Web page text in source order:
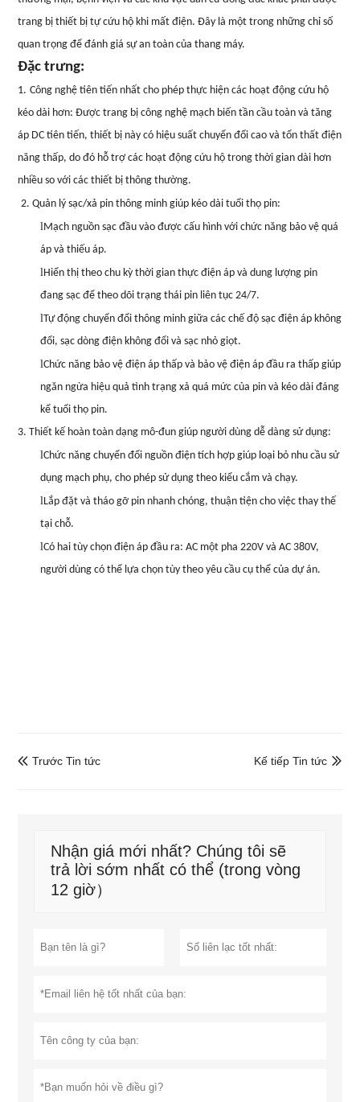
trang bị thiết bị tự cứu hộ khi mất điện. Đây là một trong những chỉ số
quan trọng để đánh giá sự an toàn của thang máy.
Đặc trưng:
1. Công nghệ tiên tiến nhất cho phép thực hiện các hoạt động cứu hộ
kéo dài hơn: Được trang bị công nghệ mạch biến tần cầu toàn và tăng
áp DC tiên tiến, thiết bị này có hiệu suất chuyển đổi cao và tổn thất điện
năng thấp, do đó hỗ trợ các hoạt động cứu hộ trong thời gian dài hơn
nhiều so với các thiết bị thông thường.
2. Quản lý sạc/xả pin thông minh giúp kéo dài tuổi thọ pin:
lMạch nguồn sạc đầu vào được cấu hình với chức năng bảo vệ quá
áp và thiếu áp.
lHiển thị theo chu kỳ thời gian thực điện áp và dung lượng pin
đang sạc để theo dõi trạng thái pin liên tục 24/7.
lTự động chuyển đổi thông minh giữa các chế độ sạc điện áp không
đổi, sạc dòng điện không đổi và sạc nhỏ giọt.
lChức năng bảo vệ điện áp thấp và bảo vệ điện áp đầu ra thấp giúp
ngăn ngừa hiệu quả tình trạng xả quá mức của pin và kéo dài đáng
kể tuổi thọ pin.
3. Thiết kế hoàn toàn dạng mô-đun giúp người dùng dễ dàng sử dụng:
lChức năng chuyển đổi nguồn điện tích hợp giúp loại bỏ nhu cầu sử
dụng mạch phụ, cho phép sử dụng theo kiểu cắm và chạy.
lLắp đặt và tháo gỡ pin nhanh chóng, thuận tiện cho việc thay thế
tại chỗ.
lCó hai tùy chọn điện áp đầu ra: AC một pha 220V và AC 380V,
người dùng có thể lựa chọn tùy theo yêu cầu cụ thể của dự án.
 Trước Tin tức 
Kế tiếp Tin tức
Nhận giá mới nhất? Chúng tôi sẽ
trả lời sớm nhất có thể (trong vòng
12 giờ）